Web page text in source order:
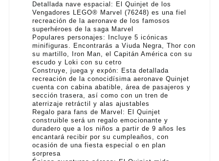
Detallada nave espacial: El Quinjet de los
Vengadores LEGO® Marvel (76248) es una fiel
recreación de la aeronave de los famosos
superhéroes de la saga Marvel
Populares personajes: Incluye 5 icónicas
minifiguras. Encontrarás a Viuda Negra, Thor con
su martillo, Iron Man, el Capitán América con su
escudo y Loki con su cetro
Construye, juega y expón: Esta detallada
recreación de la conocidísima aeronave Quinjet
cuenta con cabina abatible, área de pasajeros y
sección trasera, así como con un tren de
aterrizaje retráctil y alas ajustables
Regalo para fans de Marvel: El Quinjet
construible será un regalo emocionante y
duradero que a los niños a partir de 9 años les
encantará recibir por su cumpleaños, con
ocasión de una fiesta especial o en plan
sorpresa